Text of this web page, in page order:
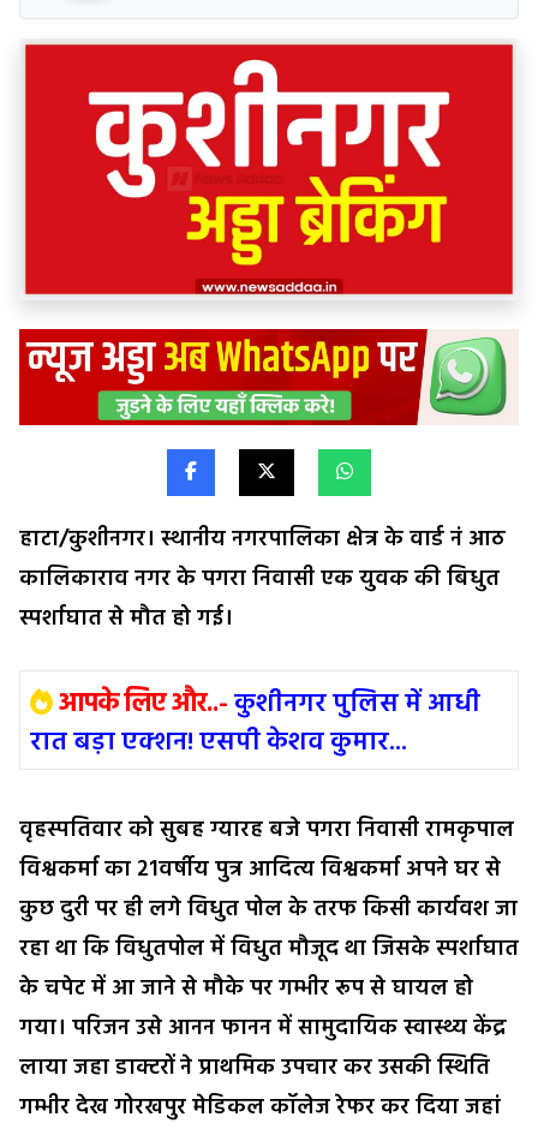
हाटा/कुशीनगर। स्थानीय नगरपालिका क्षेत्र के वार्ड नं आठ
कालिकाराव नगर के पगरा निवासी एक युवक की बिधुत
स्पर्शाघात से मौत हो गई।
आपके लिए और..-कुशीनगर पुलिस में आधी
रात बड़ा एक्शन! एसपी केशव कुमार...
वृहस्पतिवार को सुबह ग्यारह बजे पगरा निवासी रामकृपाल
विश्वकर्मा का 21वर्षीय पुत्र आदित्य विश्वकर्मा अपने घर से
कुछ दुरी पर ही लगे विधुत पोल के तरफ किसी कार्यवश जा
रहा था कि विधुतपोल में विधुत मौजूद था जिसके स्पर्शाघात
के चपेट में आ जाने से मौके पर गम्भीर रूप से घायल हो
गया। परिजन उसे आनन फानन में सामुदायिक स्वास्थ्य केंद्र
लाया जहा डाक्टरों ने प्राथमिक उपचार कर उसकी स्थिति
गम्भीर देख गोरखपुर मेडिकल कॉलेज रेफर कर दिया जहां